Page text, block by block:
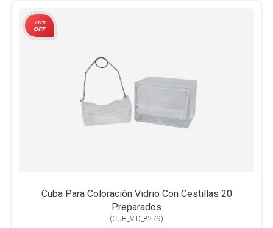
20%
OFF
Cuba Para Coloración Vidrio Con Cestillas 20
Preparados
(CUB_VID_8279)